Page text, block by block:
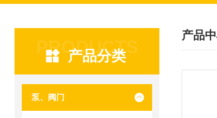
PRODUCTS
产品分类
泵、阀门
产品